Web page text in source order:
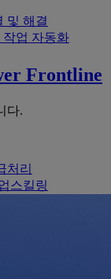
및 해결
업 자동화
Frontline
다.
처리
스킬링